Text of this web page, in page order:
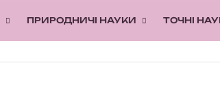
ПРИРОДНИЧІ НАУКИ ТОЧНІ